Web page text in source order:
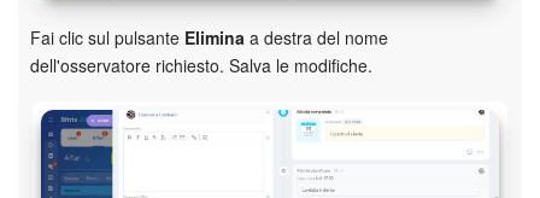
Fai clic sul pulsante Elimina a destra del nome
dell'osservatore richiesto. Salva le modifiche.